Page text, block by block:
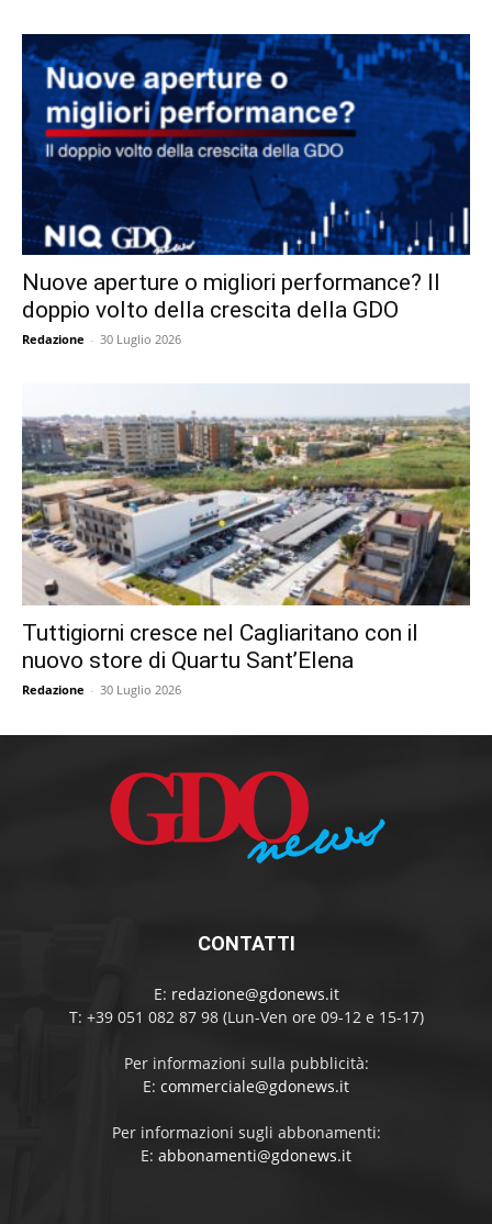
Nuove aperture o migliori performance? Il
doppio volto della crescita della GDO
Redazione - 30 Luglio 2026
Tuttigiorni cresce nel Cagliaritano con il
nuovo store di Quartu Sant’Elena
Redazione - 30 Luglio 2026
CONTATTI
E: redazione@gdonews.it
T: +39 051 082 87 98 (Lun-Ven ore 09-12 e 15-17)
Per informazioni sulla pubblicità:
E: commerciale@gdonews.it
Per informazioni sugli abbonamenti:
E: abbonamenti@gdonews.it